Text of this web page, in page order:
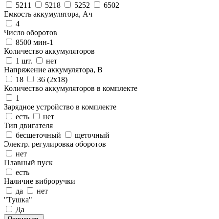
5211
5218 5252
6502
Емкость аккумулятора, Ач
4
Число оборотов
8500 мин-1
Количество аккумуляторов
1 шт.
нет
Напряжение аккумулятора, В
18
36 (2x18)
Количество аккумуляторов в комплекте
1
Зарядное устройство в комплекте
есть
нет
Тип двигателя
бесщеточный
щеточный
Электр. регулировка оборотов
нет
Плавный пуск
есть
Наличие виброручки
да
нет
"Тушка"
Да